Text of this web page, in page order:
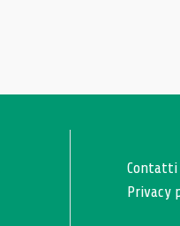
Contatti
Privacy